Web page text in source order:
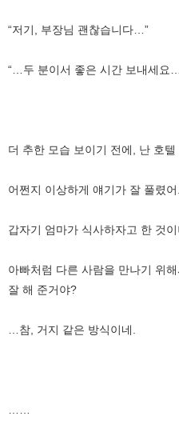
“저기, 부장님 괜찮습니다…”
“…두 분이서 좋은 시간 보내세요
더 추한 모습 보이기 전에, 난 호텔
어쩐지 이상하게 얘기가 잘 풀렸어.
갑자기 엄마가 식사하자고 한 것
아빠처럼 다른 사람을 만나기 위
잘 해 준거야?
…참, 거지 같은 방식이네.